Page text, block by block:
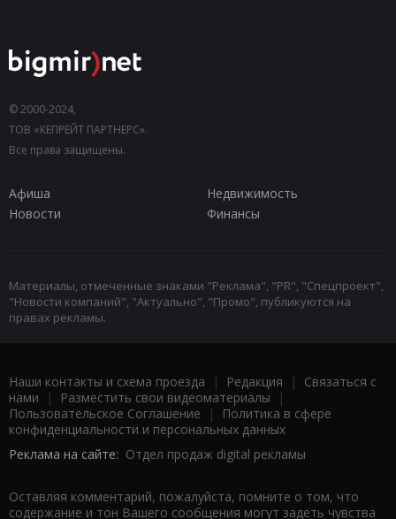
© 2000-2024,
ТОВ «КЕПРЕЙТ ПАРТНЕРС».
Все права защищены.
Афиша
Недвижимость
Новости
Финансы
Материалы, отмеченные знаками "Реклама", "PR", "Спецпроект",
"Новости компаний", "Актуально", "Промо", публикуются на
правах рекламы.
Наши контакты и схема проезда | Редакция | Связаться с
нами | Разместить свои видеоматериалы |
Пользовательское Соглашение |
Политика в сфере
конфиденциальности и персональных данных
Реклама на сайте: Отдел продаж digital рекламы
Оставляя комментарий, пожалуйста, помните о том, что
содержание и тон Вашего сообщения могут задеть чувства